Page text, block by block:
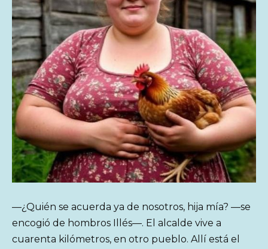
—¿Quién se acuerda ya de nosotros, hija mía? —se
encogió de hombros Illés—. El alcalde vive a
cuarenta kilómetros, en otro pueblo. Allí está el